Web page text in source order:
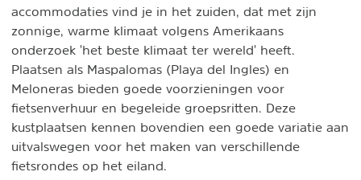
accommodaties vind je in het zuiden, dat met zijn
zonnige, warme klimaat volgens Amerikaans
onderzoek 'het beste klimaat ter wereld' heeft.
Plaatsen als Maspalomas (Playa del Ingles) en
Meloneras bieden goede voorzieningen voor
fietsenverhuur en begeleide groepsritten. Deze
kustplaatsen kennen bovendien een goede variatie aan
uitvalswegen voor het maken van verschillende
fietsrondes op het eiland.